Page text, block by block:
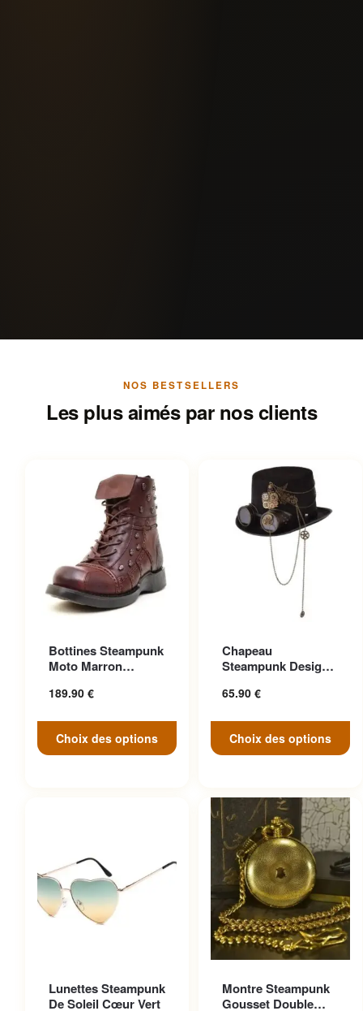
NOS BESTSELLERS
Les plus aimés par nos clients
Bottines Steampunk
Moto Marron
189.90 €
Choix des options
variations. Les options
page du produit
Chapeau
Steampunk Design
65.90 €
Choix des options
variations. Les options
peuvent être choisies sur la
page du produit
Lunettes Steampunk
De Soleil Cœur Vert
variations. Les options
Montre Steampunk
Gousset Double